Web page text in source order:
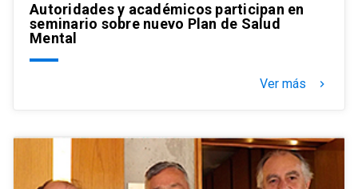
Autoridades y académicos participan en
seminario sobre nuevo Plan de Salud
Mental
Ver más keyboard_arrow_right